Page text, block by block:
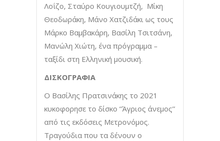
Λοΐζο, Σταύρο Κουγιουμτζή, Μίκη
Θεοδωράκη, Μάνο Χατζιδάκι ως τους
Μάρκο Βαμβακάρη, Βασίλη Τσιτσάνη,
Μανώλη Χιώτη, ένα πρόγραμμα –
ταξίδι στη Ελληνική μουσική.
ΔΙΣΚΟΓΡΑΦΙΑ
Ο Βασίλης Πρατσινάκης το 2021
κυκοφορησε το δίσκο ‘’Άγριος άνεμος’’
από τις εκδόσεις Μετρονόμος.
Τραγούδια που τα δένουν ο